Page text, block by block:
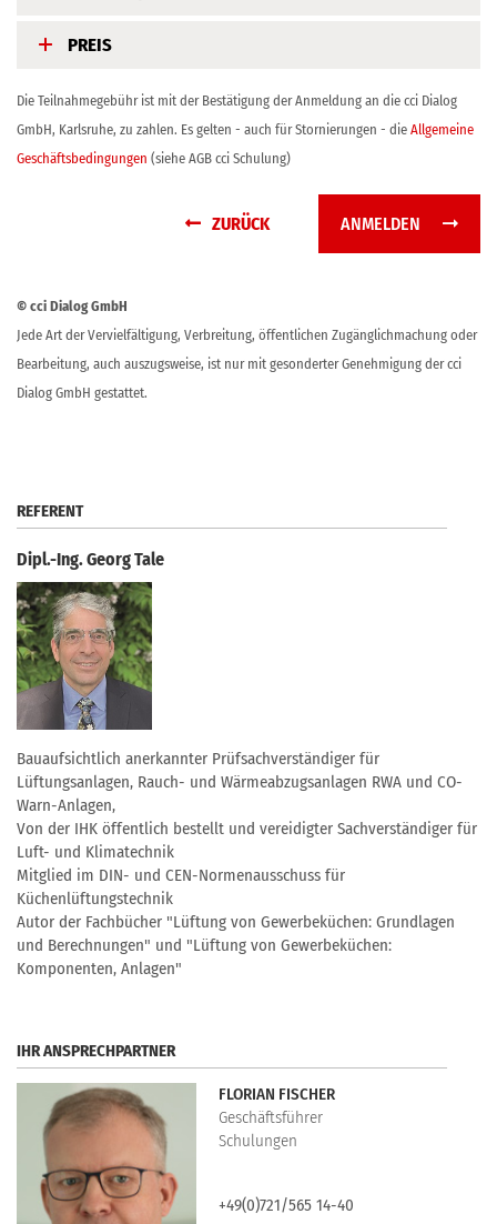
PREIS
Die Teilnahmegebühr ist mit der Bestätigung der Anmeldung an die cci Dialog
GmbH, Karlsruhe, zu zahlen. Es gelten - auch für Stornierungen - die Allgemeine
Geschäftsbedingungen (siehe AGB cci Schulung)
ZURÜCK ANMELDEN
© cci Dialog GmbH
Jede Art der Vervielfältigung, Verbreitung, öffentlichen Zugänglichmachung oder
Bearbeitung, auch auszugsweise, ist nur mit gesonderter Genehmigung der cci
Dialog GmbH gestattet.
REFERENT
Dipl.-Ing. Georg Tale
Bauaufsichtlich anerkannter Prüfsachverständiger für
Lüftungsanlagen, Rauch- und Wärmeabzugsanlagen RWA und CO-
Warn-Anlagen,
Von der IHK öffentlich bestellt und vereidigter Sachverständiger für
Luft- und Klimatechnik
Mitglied im DIN- und CEN-Normenausschuss für
Küchenlüftungstechnik
Autor der Fachbücher "Lüftung von Gewerbeküchen: Grundlagen
und Berechnungen" und "Lüftung von Gewerbeküchen:
Komponenten, Anlagen"
IHR ANSPRECHPARTNER
FLORIAN FISCHER
Geschäftsführer
Schulungen
+49(0)721/565 14-40